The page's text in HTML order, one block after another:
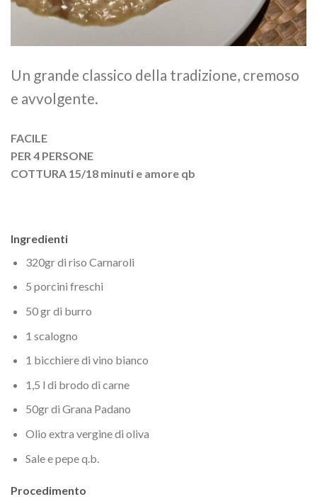
Un grande classico della tradizione, cremoso
e avvolgente.
FACILE
PER 4 PERSONE
COTTURA 15/18 minuti e amore qb
Ingredienti
320gr di riso Carnaroli
5 porcini freschi
50 gr di burro
1 scalogno
1 bicchiere di vino bianco
1,5 l di brodo di carne
50gr di Grana Padano
Olio extra vergine di oliva
Sale e pepe q.b.
Procedimento